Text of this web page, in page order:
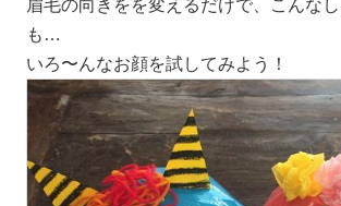
眉毛の向きをを変えるだけで、こんな
も…
いろ〜んなお顔を試してみよう！